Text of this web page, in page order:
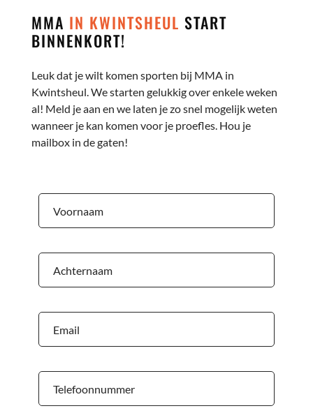
MMA IN KWINTSHEUL START
BINNENKORT!
Leuk dat je wilt komen sporten bij MMA in
Kwintsheul. We starten gelukkig over enkele weken
al! Meld je aan en we laten je zo snel mogelijk weten
wanneer je kan komen voor je proefles. Hou je
mailbox in de gaten!